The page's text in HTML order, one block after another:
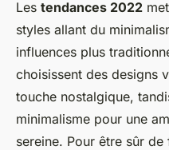
Les tendances 2022
styles allant du
influences plus
choisissent des designs
touche nostalgique,
minimalisme pour une
sereine. Pour être sûr